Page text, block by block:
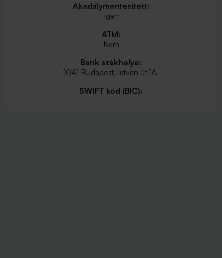
Akadálymentesített:
Igen
ATM:
Nem
Bank székhelye:
1041 Budapest, István út 16.
SWIFT kód (BIC):